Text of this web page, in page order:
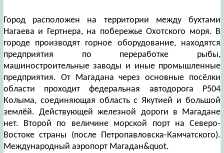
Город расположен на территории между бухтами
Нагаева и Гертнера, на побережье Охотского моря. В
городе производят горное оборудование, находятся
предприятия по переработке рыбы,
машиностроительные заводы и иные промышленные
предприятия. От Магадана через основные посёлки
области проходит федеральная автодорога Р504
Колыма, соединяющая область с Якутией и большой
землёй. Действующей железной дороги в Магадане
нет. Второй по величине морской порт на Северо-
Востоке страны (после Петропавловска-Камчатского).
Международный аэропорт Магадан&quot.